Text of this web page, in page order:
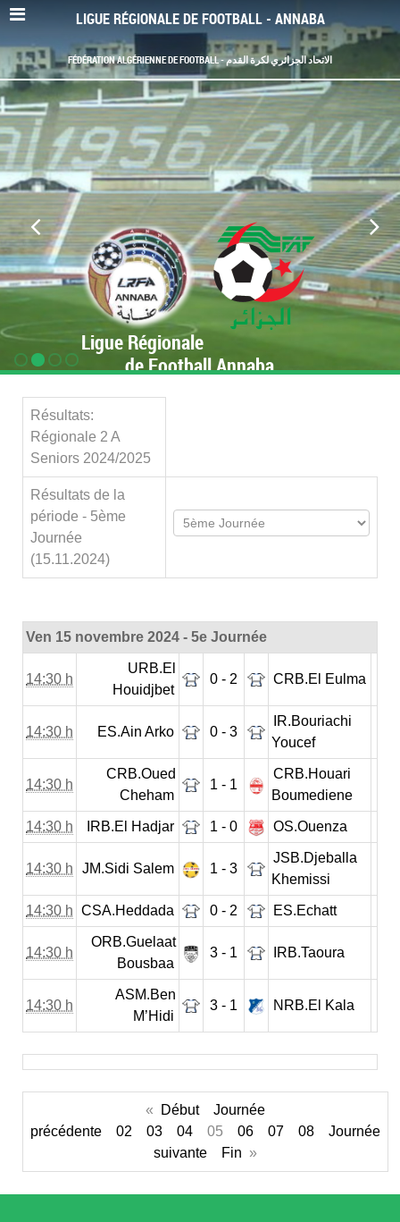
LIGUE RÉGIONALE DE FOOTBALL - ANNABA
FÉDÉRATION ALGÉRIENNE DE FOOTBALL - الاتحاد الجزائري لكرة القدم
Ligue Régionale
de Football Annaba
Résultats:
Régionale 2 A
Seniors 2024/2025
Résultats de la
période - 5ème
Journée
(15.11.2024)
Ven 15 novembre 2024 - 5e Journée
14:30 h
URB.El
Houidjbet
0 - 2 CRB.El Eulma
14:30 h ES.Ain Arko 0 - 3
IR.Bouriachi
Youcef
14:30 h
CRB.Oued
Cheham
1 - 1
CRB.Houari
Boumediene
14:30 h IRB.El Hadjar 1 - 0 OS.Ouenza
14:30 h JM.Sidi Salem 1 - 3
JSB.Djeballa
Khemissi
14:30 h CSA.Heddada 0 - 2 ES.Echatt
14:30 h
ORB.Guelaat
Bousbaa
3 - 1 IRB.Taoura
14:30 h
ASM.Ben
M’Hidi
3 - 1 NRB.El Kala
« Début
Journée
précédente
02 03 04 05 06 07 08
Journée
suivante
Fin »